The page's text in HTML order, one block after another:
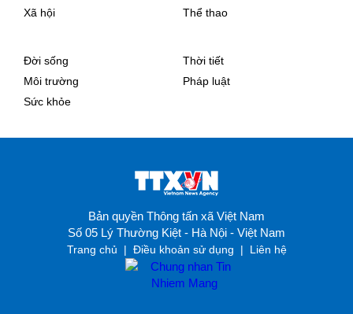
Xã hội
Thể thao
Đời sống
Môi trường
Sức khỏe
Thời tiết
Pháp luật
Bản quyền Thông tấn xã Việt Nam
Số 05 Lý Thường Kiệt - Hà Nội - Việt Nam
Trang chủ | Điều khoản sử dụng | Liên hệ